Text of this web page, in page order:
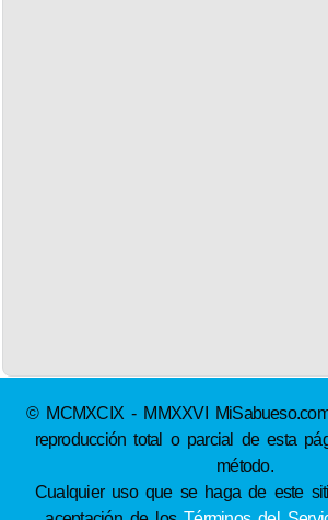
© MCMXCIX - MMXXVI
reproducción total o parcial de esta
método.
Cualquier uso que se haga de este